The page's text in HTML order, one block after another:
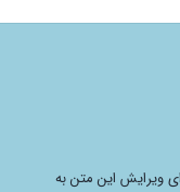
(برای ویرایش این متن به